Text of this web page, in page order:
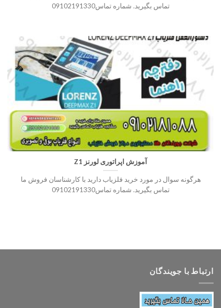
تماس بگیرید. شماره تماس09102191330
آموزش اپراتوری لورنز Z1
هرگونه سوال در مورد خرید فلزیاب دارید با کارشناسان فروش ما
تماس بگیرید. شماره تماس09102191330
ارتباط با جویندگان